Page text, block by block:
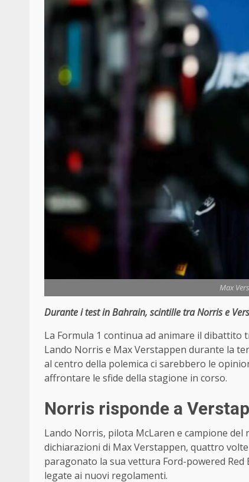
Max
Durante i test in Bahrain, scintille tra Norris e
La Formula 1 continua ad animare il
Lando Norris e Max Verstappen durante la
al centro della polemica ci sarebbero le
affrontare le sfide della stagione in corso.
Norris risponde a
Lando Norris, pilota McLaren e campione
dichiarazioni di Max Verstappen, quattro
paragonato la sua vettura Ford-powered
legate ai nuovi regolamenti.